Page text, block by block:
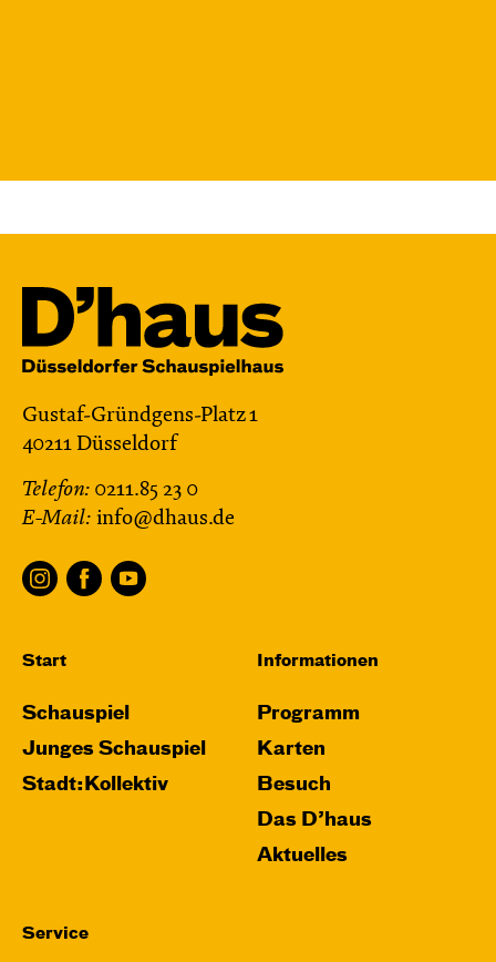
Gustaf-Gründgens-Platz 1
40211 Düsseldorf
Telefon: 0211.85 23 0
E-Mail: info@dhaus.de
Start
Schauspiel
Junges Schauspiel
Stadt:Kollektiv
Informationen
Programm
Karten
Besuch
Das D’haus
Aktuelles
Service